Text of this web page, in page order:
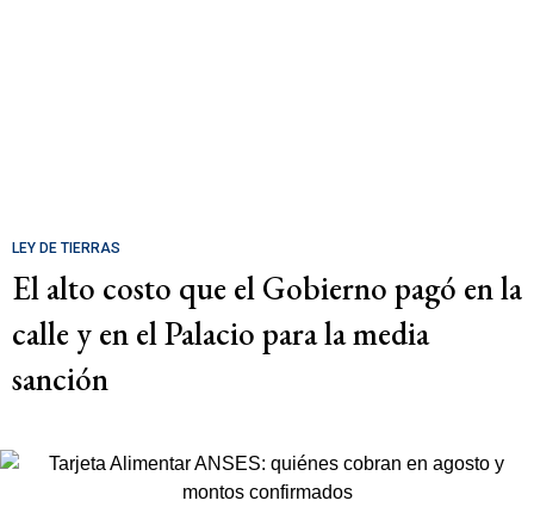
LEY DE TIERRAS
El alto costo que el Gobierno pagó en la
calle y en el Palacio para la media
sanción